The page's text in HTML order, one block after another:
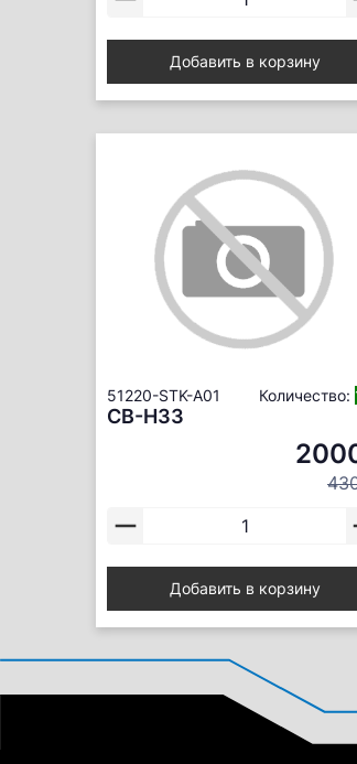
Добавить в корзину
51220-STK-A01 Количество:
CB-H33
Добавить в корзину